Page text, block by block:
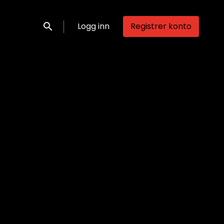
Søk Logg inn Registrer konto